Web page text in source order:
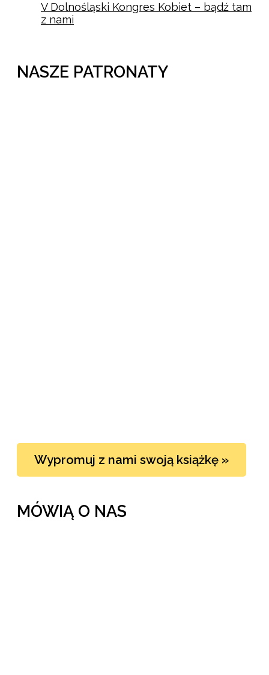
V Dolnośląski Kongres Kobiet – bądź tam
z nami
NASZE PATRONATY
Wypromuj z nami swoją książkę »
MÓWIĄ O NAS